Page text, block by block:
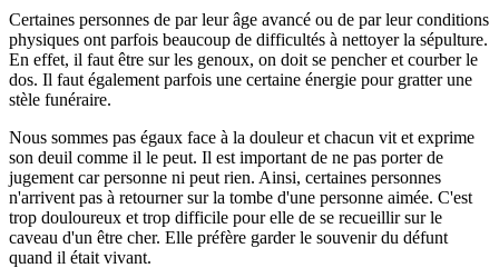
Certaines personnes de par leur âge avancé ou de par leur conditions
physiques ont parfois beaucoup de difficultés à nettoyer la sépulture.
En effet, il faut être sur les genoux, on doit se pencher et courber le
dos. Il faut également parfois une certaine énergie pour gratter une
stèle funéraire.
Nous sommes pas égaux face à la douleur et chacun vit et exprime
son deuil comme il le peut. Il est important de ne pas porter de
jugement car personne ni peut rien. Ainsi, certaines personnes
n'arrivent pas à retourner sur la tombe d'une personne aimée. C'est
trop douloureux et trop difficile pour elle de se recueillir sur le
caveau d'un être cher. Elle préfère garder le souvenir du défunt
quand il était vivant.